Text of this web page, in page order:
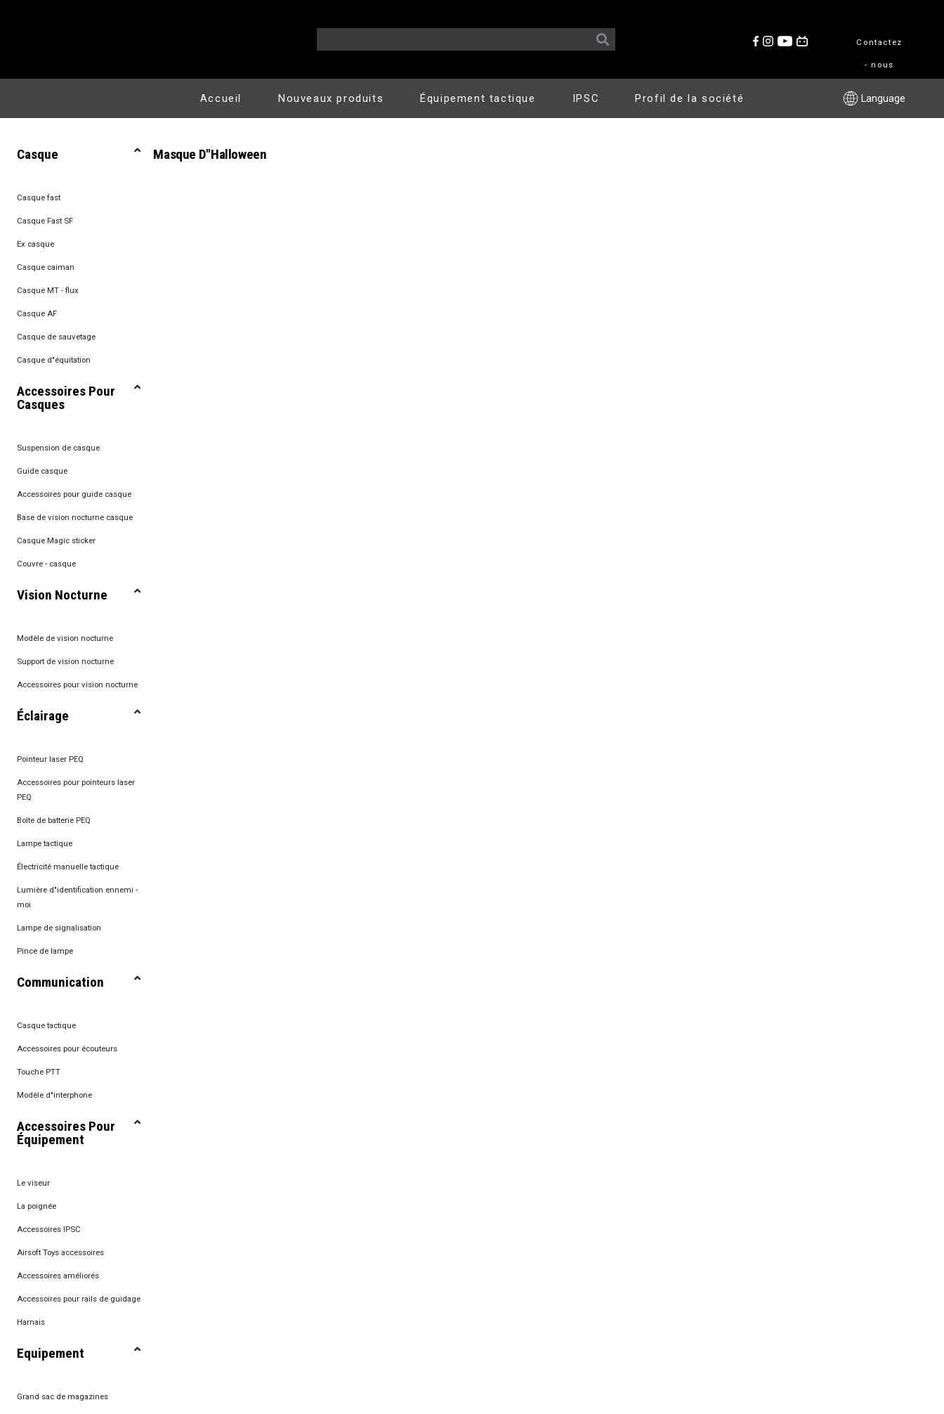
Contactez
- nous
Accueil Nouveaux produits Équipement tactique IPSC Profil de la société Language
Casque
Casque fast
Casque Fast SF
Ex casque
Casque caiman
Casque MT - flux
Casque AF
Casque de sauvetage
Casque d"équitation
Accessoires Pour
Casques
Suspension de casque
Guide casque
Accessoires pour guide casque
Base de vision nocturne casque
Casque Magic sticker
Couvre - casque
Vision Nocturne
Modèle de vision nocturne
Support de vision nocturne
Accessoires pour vision nocturne
Éclairage
Pointeur laser PEQ
Accessoires pour pointeurs laser
PEQ
Boîte de batterie PEQ
Lampe tactique
Électricité manuelle tactique
Lumière d"identification ennemi -
moi
Lampe de signalisation
Pince de lampe
Communication
Casque tactique
Accessoires pour écouteurs
Touche PTT
Modèle d"interphone
Accessoires Pour
Équipement
Le viseur
La poignée
Accessoires IPSC
Airsoft Toys accessoires
Accessoires améliorés
Accessoires pour rails de guidage
Harnais
Equipement
Grand sac de magazines
Masque D"Halloween